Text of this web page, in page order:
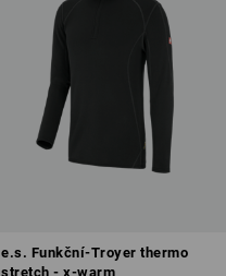
e.s. Funkční-Troyer thermo
stretch - x-warm